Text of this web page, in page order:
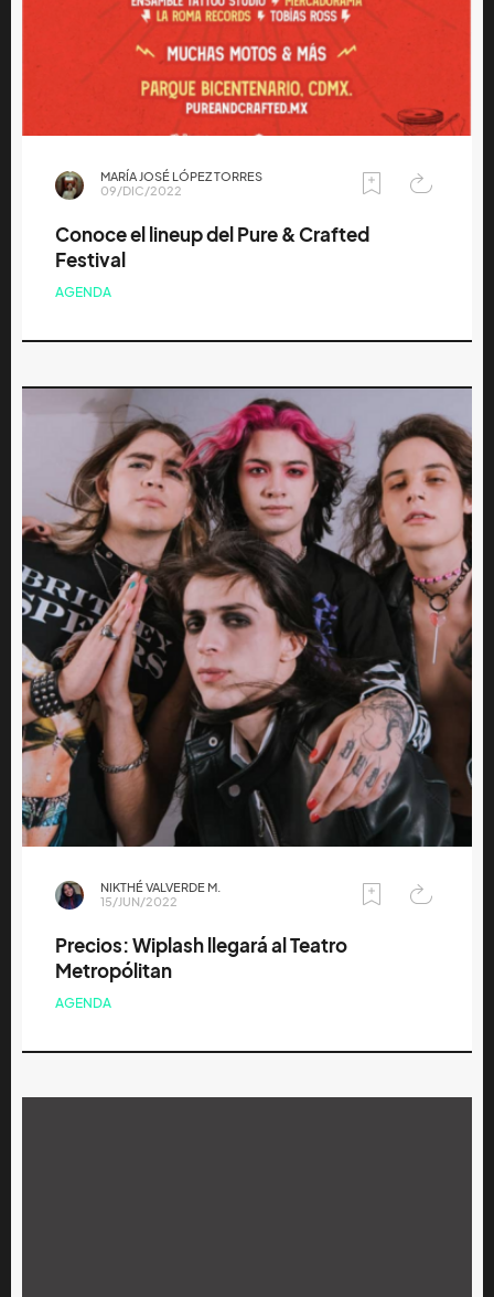
MARÍA JOSÉ LÓPEZ TORRES
09/DIC/2022
Conoce el lineup del Pure & Crafted
Festival
AGENDA
NIKTHÉ VALVERDE M.
15/JUN/2022
Precios: Wiplash llegará al Teatro
Metropólitan
AGENDA